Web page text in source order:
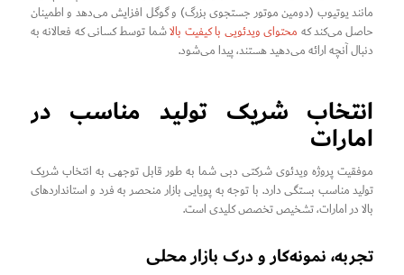
مانند یوتیوب (دومین موتور جستجوی بزرگ) و گوگل افزایش می‌دهد و اطمینان
حاصل می‌کند که محتوای ویدئویی با کیفیت بالاشما توسط کسانی که فعالانه به
دنبال آنچه ارائه می‌دهید هستند، پیدا می‌شود.
انتخاب شریک تولید مناسب در
امارات
موفقیت پروژه ویدئوی شرکتی دبی شما به طور قابل توجهی به انتخاب شریک
تولید مناسب بستگی دارد. با توجه به پویایی بازار منحصر به فرد و استانداردهای
بالا در امارات، تشخیص تخصص کلیدی است.
تجربه، نمونه‌کار و درک بازار محلی